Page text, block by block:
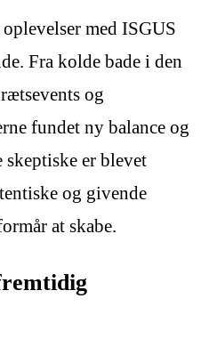
med ISGUS
Fra kolde bade i den
og
fundet ny balance og
er blevet
og givende
at skabe.